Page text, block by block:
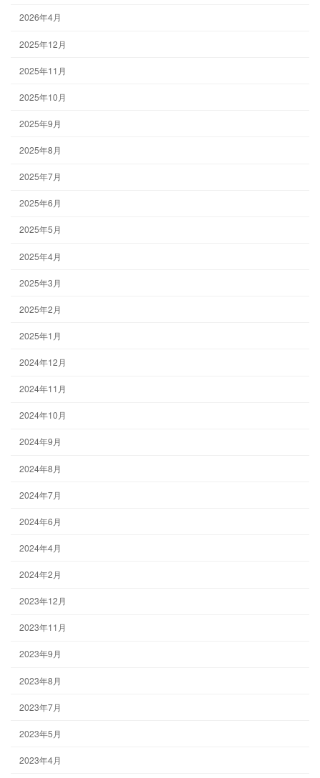
2026年4月
2025年12月
2025年11月
2025年10月
2025年9月
2025年8月
2025年7月
2025年6月
2025年5月
2025年4月
2025年3月
2025年2月
2025年1月
2024年12月
2024年11月
2024年10月
2024年9月
2024年8月
2024年7月
2024年6月
2024年4月
2024年2月
2023年12月
2023年11月
2023年9月
2023年8月
2023年7月
2023年5月
2023年4月